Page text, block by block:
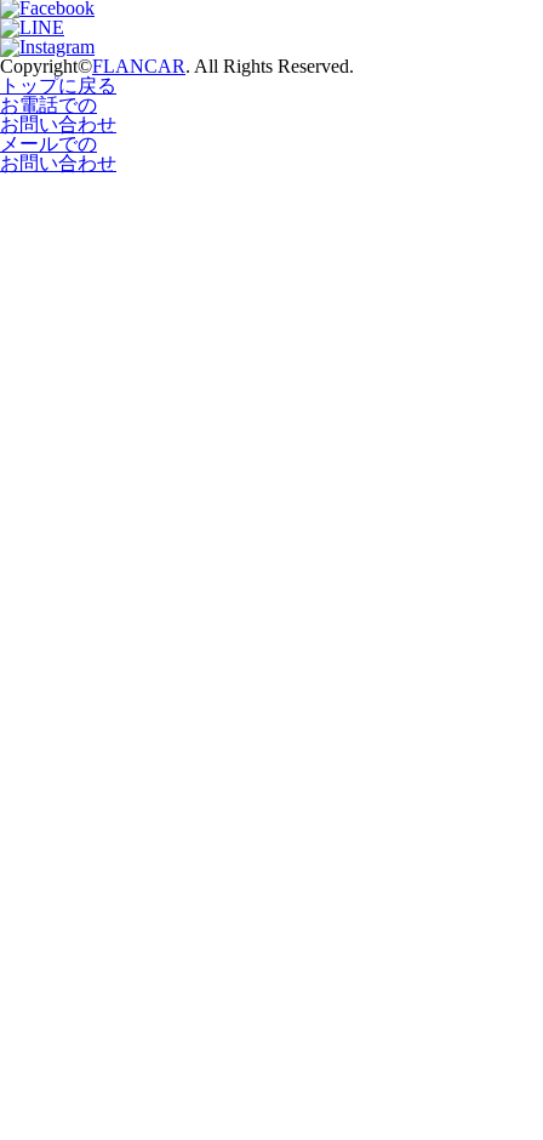
Copyright©FLANCAR. All Rights Reserved.
トップに戻る
お電話での
お問い合わせ
メールでの
お問い合わせ